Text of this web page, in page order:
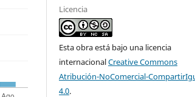
Licencia
Esta obra está bajo una licencia
internacionalCreative Commons
Atribución-NoComercial-
4.0.